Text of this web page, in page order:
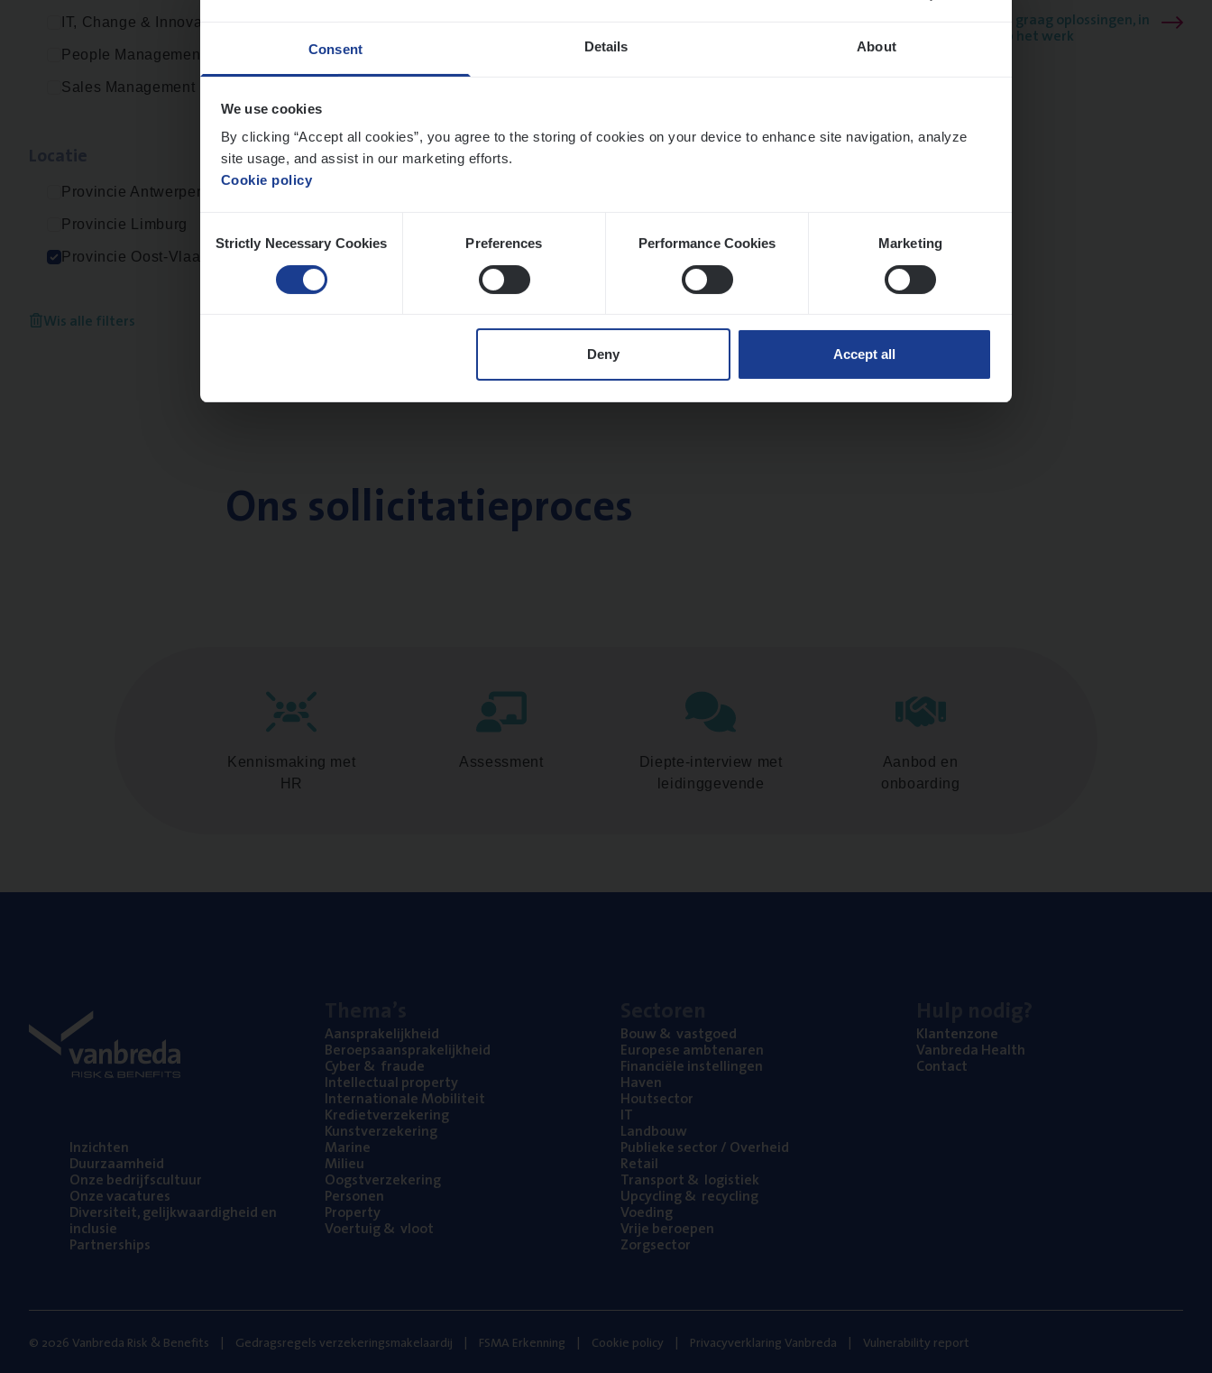
Consent Details About
We use cookies
By clicking “Accept all cookies”, you agree to the storing of cookies on your device to enhance site navigation, analyze
site usage, and assist in our marketing efforts.
Cookie policy
Selection
Strictly Necessary Cookies Preferences Performance Cookies Marketing
Deny Accept all
IT, Change & Innovation
People Management
Sales Management
Provincie Antwerpen
Provincie Limburg
Provincie Oost-Vlaanderen
Wis alle filters
Thalia zoekt graag oplossingen, in
games én op het werk
Ons sollicitatieproces
Kennismaking met
HR
Assessment
Diepte-interview met
leidinggevende
Aanbod en
onboarding
Inzich­ten
Duur­zaam­heid
Onze bedrijfs­cul­tuur
Onze vaca­tu­res
Diver­si­teit, gelijk­waar­dig­heid en
inclusie
Part­ner­ships
Aan­spra­ke­lijk­heid
Beroeps­aan­spra­ke­lijk­heid
Cyber& fraude
Intel­lec­tu­al property
Inter­na­ti­o­na­le Mobiliteit
Kre­diet­ver­ze­ke­ring
Kunst­ver­ze­ke­ring
Mari­ne
Mili­eu
Oogst­ver­ze­ke­ring
Per­so­nen
Pro­per­ty
Voer­tuig& vloot
Bouw& vastgoed
Euro­pe­se ambtenaren
Finan­ci­ë­le instellingen
Haven
Hout­sec­tor
IT
Land­bouw
Publie­ke sec­tor / Overheid
Retail
Trans­port& logistiek
Upcy­cling& recycling
Voe­ding
Vrije beroe­pen
Zorg­sec­tor
Klan­ten­zo­ne
Van­b­re­da Health
Con­tact
© 2026 Vanbreda Risk & Benefits Gedragsregels verzekeringsmakelaardij FSMA Erkenning Cookie policy Privacyverklaring Vanbreda Vulnerability report